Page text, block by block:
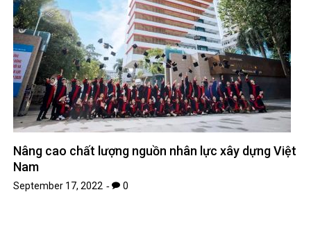
Nâng cao chất lượng nguồn nhân lực xây dựng Việt
Nam
September 17, 2022 0